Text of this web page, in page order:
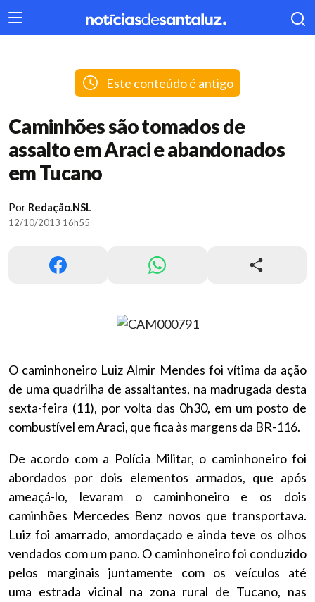
404
Este conteúdo é antigo
Caminhões são tomados de
assalto em Araci e abandonados
em Tucano
Por Redação.NSL
12/10/2013 16h55
O caminhoneiro Luiz Almir Mendes foi vítima da ação
de uma quadrilha de assaltantes, na madrugada desta
sexta-feira (11), por volta das 0h30, em um posto de
combustível em Araci, que fica às margens da BR-116.
De acordo com a Polícia Militar, o caminhoneiro foi
abordados por dois elementos armados, que após
ameaçá-lo, levaram o caminhoneiro e os dois
caminhões Mercedes Benz novos que transportava.
Luiz foi amarrado, amordaçado e ainda teve os olhos
vendados com um pano. O caminhoneiro foi conduzido
pelos marginais juntamente com os veículos até
uma estrada vicinal na zona rural de Tucano, nas